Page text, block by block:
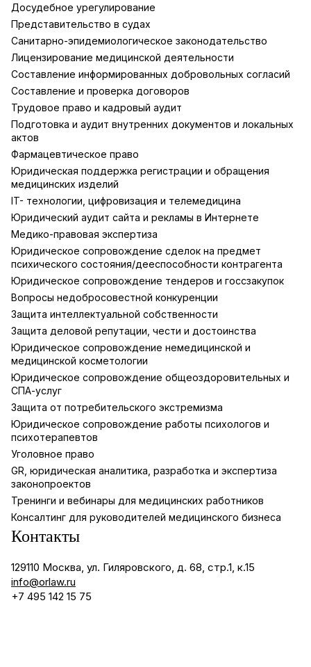
Досудебное урегулирование
Представительство в судах
Санитарно-эпидемиологическое законодательство
Лицензирование медицинской деятельности
Составление информированных добровольных согласий
Составление и проверка договоров
Трудовое право и кадровый аудит
Подготовка и аудит внутренних документов и локальных
актов
Фармацевтическое право
Юридическая поддержка регистрации и обращения
медицинских изделий
IT- технологии, цифровизация и телемедицина
Юридический аудит сайта и рекламы в Интернете
Медико-правовая экспертиза
Юридическое сопровождение сделок на предмет
психического состояния/дееспособности контрагента
Юридическое сопровождение тендеров и госсзакупок
Вопросы недобросовестной конкуренции
Защита интеллектуальной собственности
Защита деловой репутации, чести и достоинства
Юридическое сопровождение немедицинской и
медицинской косметологии
Юридическое сопровождение общеоздоровительных и
СПА-услуг
Защита от потребительского экстремизма
Юридическое сопровождение работы психологов и
психотерапевтов
Уголовное право
GR, юридическая аналитика, разработка и экспертиза
законопроектов
Тренинги и вебинары для медицинских работников
Консалтинг для руководителей медицинского бизнеса
Контакты
129110 Москва, ул. Гиляровского, д. 68, стр.1, к.15
info@orlaw.ru
+7 495 142 15 75